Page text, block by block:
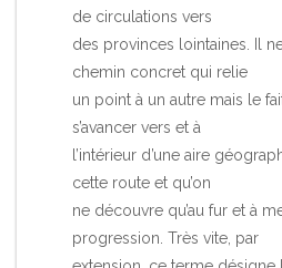
de circulations vers
des provinces lointaines. Il
chemin concret qui relie
un point à un autre mais le
s’avancer vers et à
l’intérieur d’une aire
cette route et qu’on
ne découvre qu’au fur et à
progression. Très vite, par